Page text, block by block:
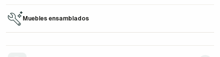
Muebles ensamblados